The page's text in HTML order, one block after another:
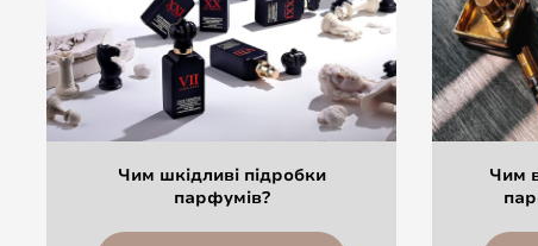
Чим шкідливі підробки
парфумів?
Чим